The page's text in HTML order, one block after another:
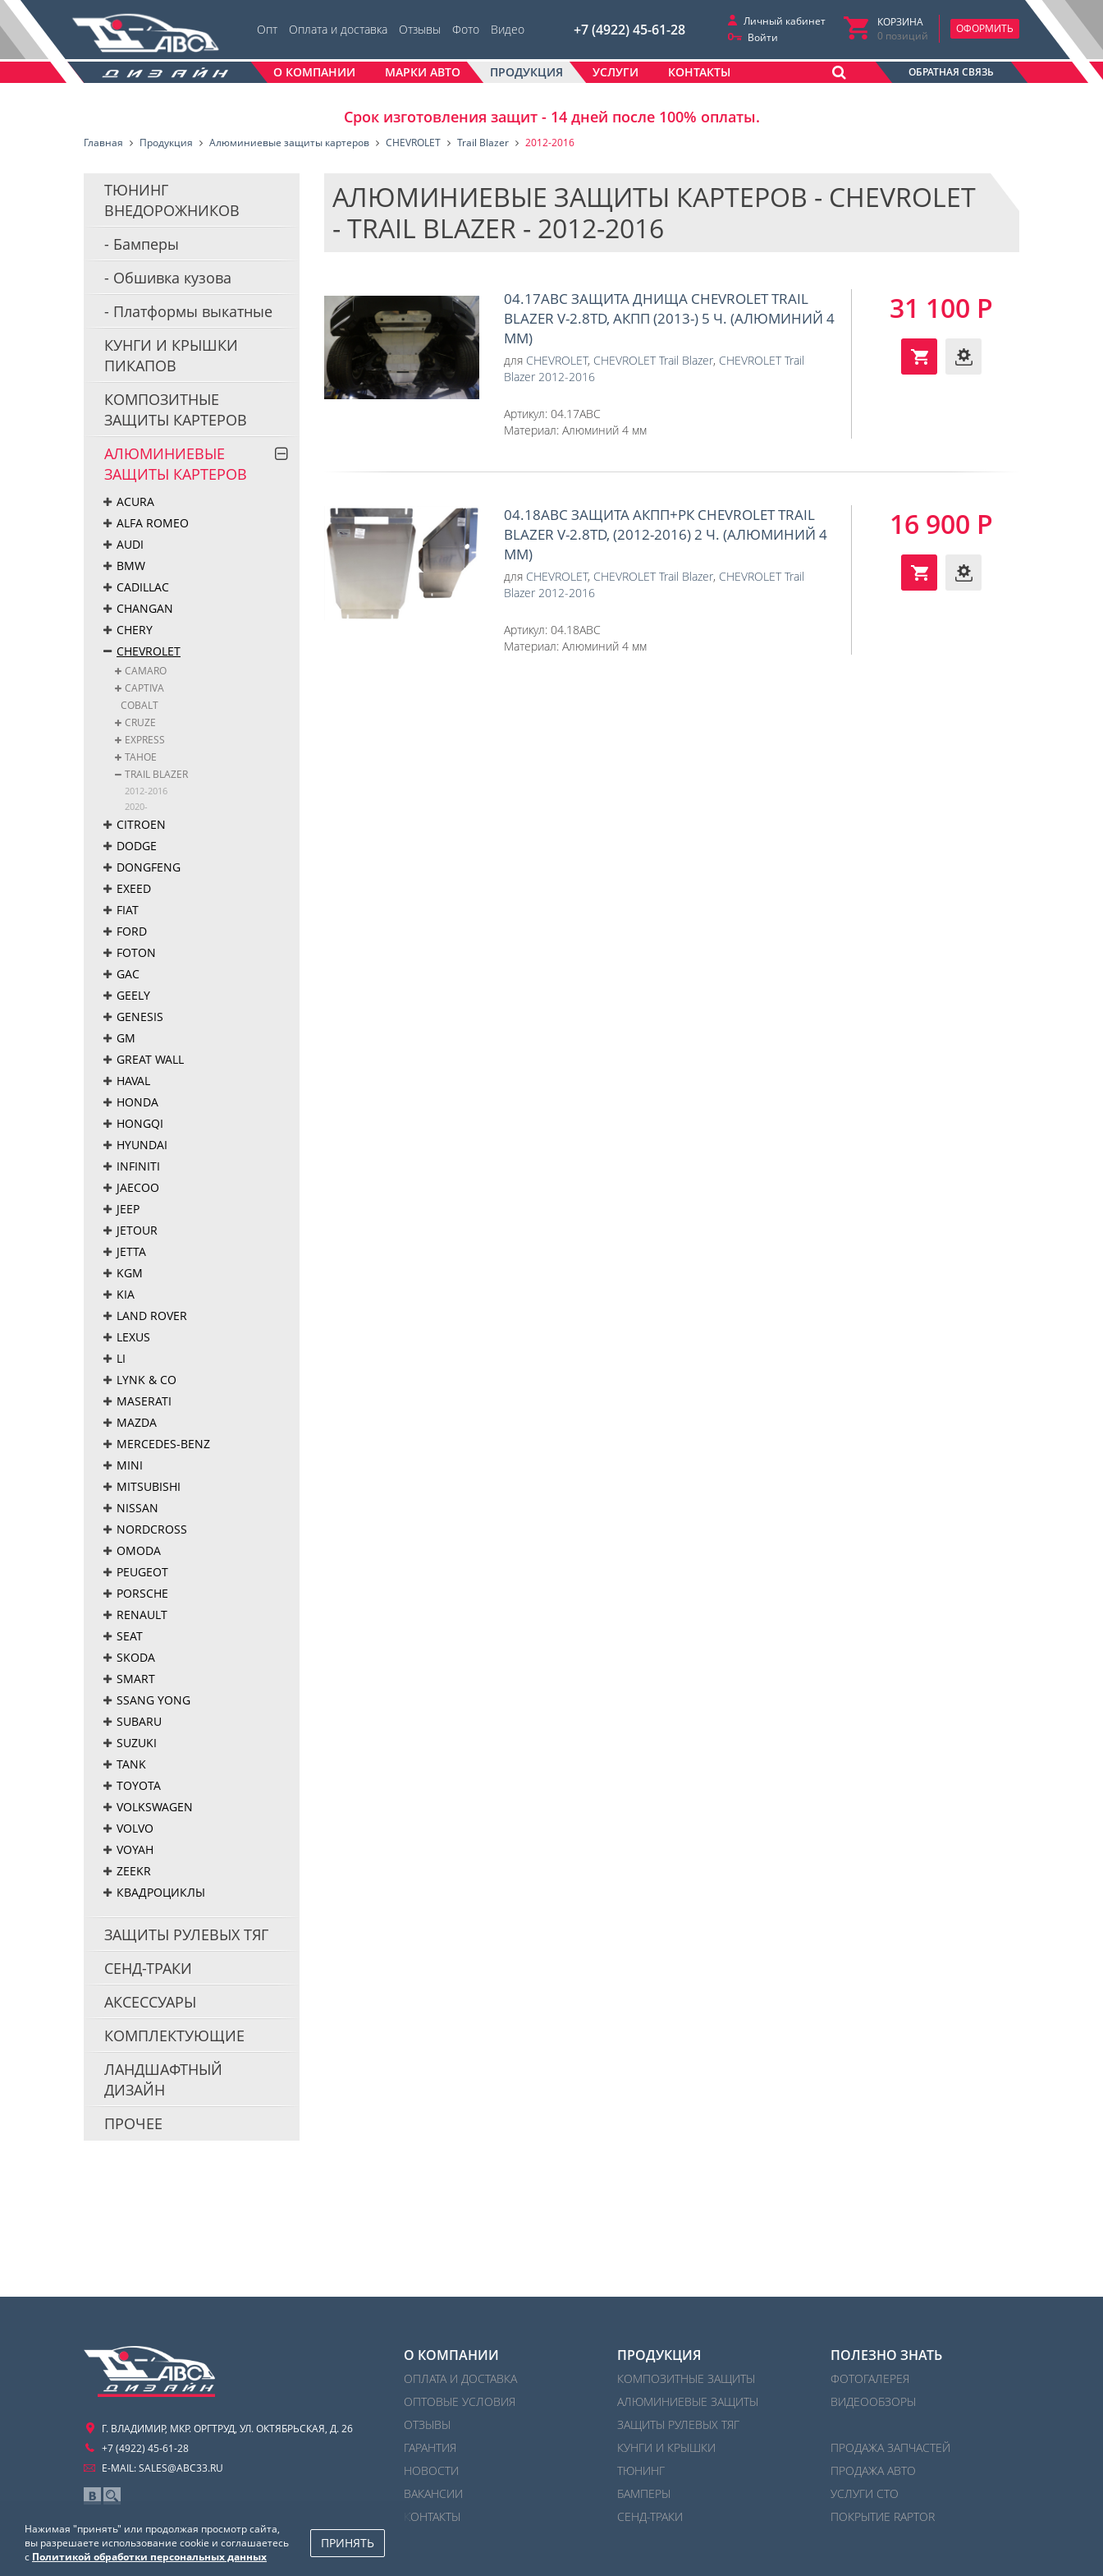
Опт Оплата и доставка Отзывы Фото Видео +7 (4922) 45-61-28
Личный кабинет
Войти
КОРЗИНА
0 позиций
ОФОРМИТЬ
О КОМПАНИИ МАРКИ АВТО ПРОДУКЦИЯ УСЛУГИ КОНТАКТЫ ОБРАТНАЯ СВЯЗЬ
Срок изготовления защит - 14 дней после 100% оплаты.
Главная Продукция Алюминиевые защиты картеров CHEVROLET Trail Blazer 2012-2016
АЛЮМИНИЕВЫЕ ЗАЩИТЫ КАРТЕРОВ - CHEVROLET
- TRAIL BLAZER - 2012-2016
ТЮНИНГ
ВНЕДОРОЖНИКОВ
Бамперы
Обшивка кузова
Платформы выкатные
КУНГИ И КРЫШКИ
ПИКАПОВ
КОМПОЗИТНЫЕ
ЗАЩИТЫ КАРТЕРОВ
АЛЮМИНИЕВЫЕ
ЗАЩИТЫ КАРТЕРОВ
ACURA
ALFA ROMEO
AUDI
BMW
CADILLAC
CHANGAN
CHERY
CHEVROLET
CAMARO
CAPTIVA
COBALT
CRUZE
EXPRESS
TAHOE
TRAIL BLAZER
2012-2016
2020-
CITROEN
DODGE
DONGFENG
EXEED
FIAT
FORD
FOTON
GAC
GEELY
GENESIS
GM
GREAT WALL
HAVAL
HONDA
HONGQI
HYUNDAI
INFINITI
JAECOO
JEEP
JETOUR
JETTA
KGM
KIA
LAND ROVER
LEXUS
LI
LYNK & CO
MASERATI
MAZDA
MERCEDES-BENZ
MINI
MITSUBISHI
NISSAN
NORDCROSS
OMODA
PEUGEOT
PORSCHE
RENAULT
SEAT
SKODA
SMART
SSANG YONG
SUBARU
SUZUKI
TANK
TOYOTA
VOLKSWAGEN
VOLVO
VOYAH
ZEEKR
КВАДРОЦИКЛЫ
ЗАЩИТЫ РУЛЕВЫХ ТЯГ
СЕНД-ТРАКИ
АКСЕССУАРЫ
КОМПЛЕКТУЮЩИЕ
ЛАНДШАФТНЫЙ
ДИЗАЙН
ПРОЧЕЕ
04.17ABC ЗАЩИТА ДНИЩА CHEVROLET TRAIL
BLAZER V-2.8TD, АКПП (2013-) 5 Ч. (АЛЮМИНИЙ 4
ММ)
для CHEVROLET, CHEVROLET Trail Blazer, CHEVROLET Trail
Blazer 2012-2016
Артикул: 04.17ABC
Материал: Алюминий 4 мм
31 100 Р
04.18ABC ЗАЩИТА АКПП+РК CHEVROLET TRAIL
BLAZER V-2.8TD, (2012-2016) 2 Ч. (АЛЮМИНИЙ 4
ММ)
для CHEVROLET, CHEVROLET Trail Blazer, CHEVROLET Trail
Blazer 2012-2016
Артикул: 04.18ABC
Материал: Алюминий 4 мм
16 900 Р
Г. ВЛАДИМИР, МКР. ОРГТРУД, УЛ. ОКТЯБРЬСКАЯ, Д. 26
+7 (4922) 45-61-28
E-MAIL:SALES@ABC33.RU
О КОМПАНИИ
ОПЛАТА И ДОСТАВКА
ОПТОВЫЕ УСЛОВИЯ
ОТЗЫВЫ
ГАРАНТИЯ
НОВОСТИ
ВАКАНСИИ
КОНТАКТЫ
ПРОДУКЦИЯ
КОМПОЗИТНЫЕ ЗАЩИТЫ
АЛЮМИНИЕВЫЕ ЗАЩИТЫ
ЗАЩИТЫ РУЛЕВЫХ ТЯГ
КУНГИ И КРЫШКИ
ТЮНИНГ
БАМПЕРЫ
СЕНД-ТРАКИ
ПОЛЕЗНО ЗНАТЬ
ФОТОГАЛЕРЕЯ
ВИДЕООБЗОРЫ
ПРОДАЖА ЗАПЧАСТЕЙ
ПРОДАЖА АВТО
УСЛУГИ СТО
ПОКРЫТИЕ RAPTOR
Нажимая "принять" или продолжая просмотр сайта,
вы разрешаете использование cookie и соглашаетесь
с Политикой обработки персональных данных
ПРИНЯТЬ